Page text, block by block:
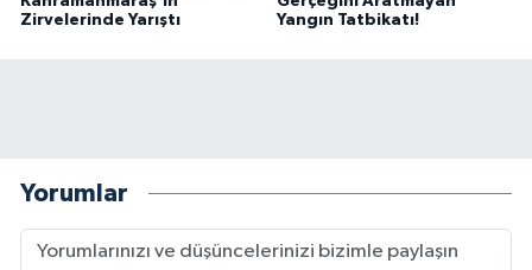
Zirvelerinde Yarıştı
Yangın Tatbikatı!
YorumlarHABERDE İNSAN